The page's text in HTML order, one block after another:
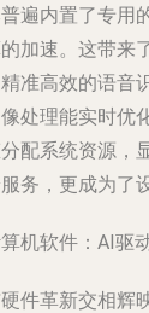
遍内置了专用
加速。这带来
准高效的语音
处理能实时优
配系统资源，
务，更成为了
机软件：AI驱
件革新交相辉